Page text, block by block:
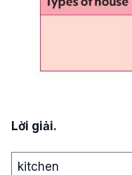
Lời giải.
kitchen